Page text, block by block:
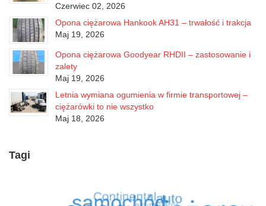
Czerwiec 02, 2026
Opona ciężarowa Hankook AH31 – trwałość i trakcja
Maj 19, 2026
Opona ciężarowa Goodyear RHDII – zastosowanie i
zalety
Maj 19, 2026
Letnia wymiana ogumienia w firmie transportowej –
ciężarówki to nie wszystko
Maj 18, 2026
Tagi